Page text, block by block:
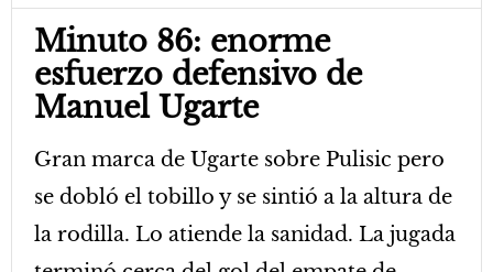
Minuto 86: enorme
esfuerzo defensivo de
Manuel Ugarte
Gran marca de Ugarte sobre Pulisic pero
se dobló el tobillo y se sintió a la altura de
la rodilla. Lo atiende la sanidad. La jugada